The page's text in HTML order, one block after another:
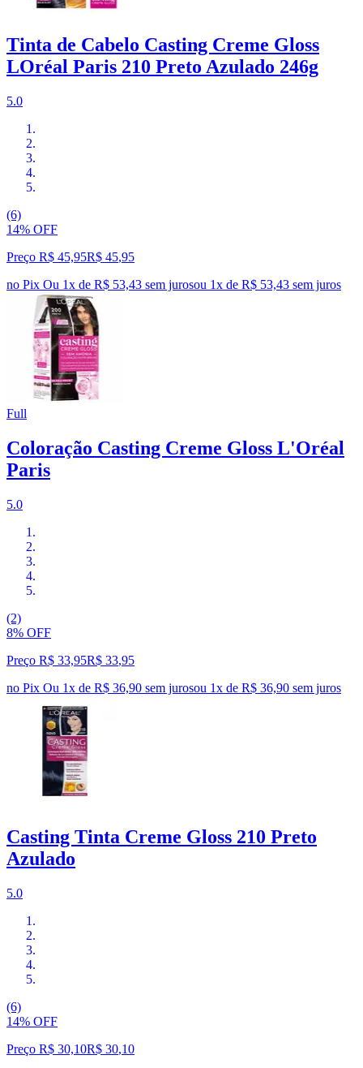
Tinta de Cabelo Casting Creme Gloss
LOréal Paris 210 Preto Azulado 246g
5.0
(6)
14% OFF
Preço R$ 45,95R$ 45,95
no Pix Ou 1x de R$ 53,43 sem jurosou 1x de R$ 53,43 sem juros
Full
Coloração Casting Creme Gloss L'Oréal
Paris
5.0
(2)
8% OFF
Preço R$ 33,95R$ 33,95
no Pix Ou 1x de R$ 36,90 sem jurosou 1x de R$ 36,90 sem juros
Casting Tinta Creme Gloss 210 Preto
Azulado
5.0
(6)
14% OFF
Preço R$ 30,10R$ 30,10